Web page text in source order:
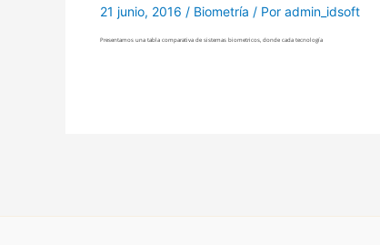
21 junio, 2016 / Biometría / Por admin_idsoft
Presentamos una tabla comparativa de sistemas biometricos, donde cada tecnología